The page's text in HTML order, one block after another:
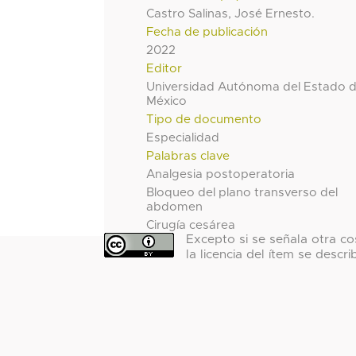
Castro Salinas, José Ernesto.
Fecha de publicación
2022
Editor
Universidad Autónoma del Estado
México
Tipo de documento
Especialidad
Palabras clave
Analgesia postoperatoria
Bloqueo del plano transverso del
abdomen
Cirugía cesárea
Excepto si se señala otra
la licencia del ítem se